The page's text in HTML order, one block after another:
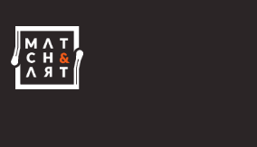
content